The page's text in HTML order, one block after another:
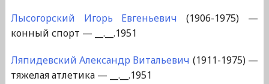
Лысогорский Игорь Евгеньевич (1906-1975) —
конный спорт — __.__.1951
Ляпидевский Александр Витальевич (1911-1975) —
тяжелая атлетика — __.__.1951